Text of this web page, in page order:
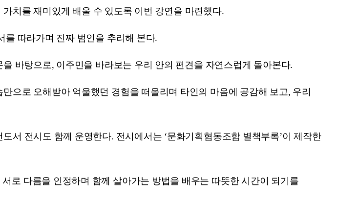
치를 재미있게 배울 수 있도록 이번 강연을 마련했다.
를 따라가며 진짜 범인을 추리해 본다.
바탕으로, 이주민을 바라보는 우리 안의 편견을 자연스럽게 돌아본다.
으로 오해받아 억울했던 경험을 떠올리며 타인의 마음에 공감해 보고, 우리
서 전시도 함께 운영한다. 전시에서는 ‘문화기획협동조합 별책부록’이 제작한
로 다름을 인정하며 함께 살아가는 방법을 배우는 따뜻한 시간이 되기를